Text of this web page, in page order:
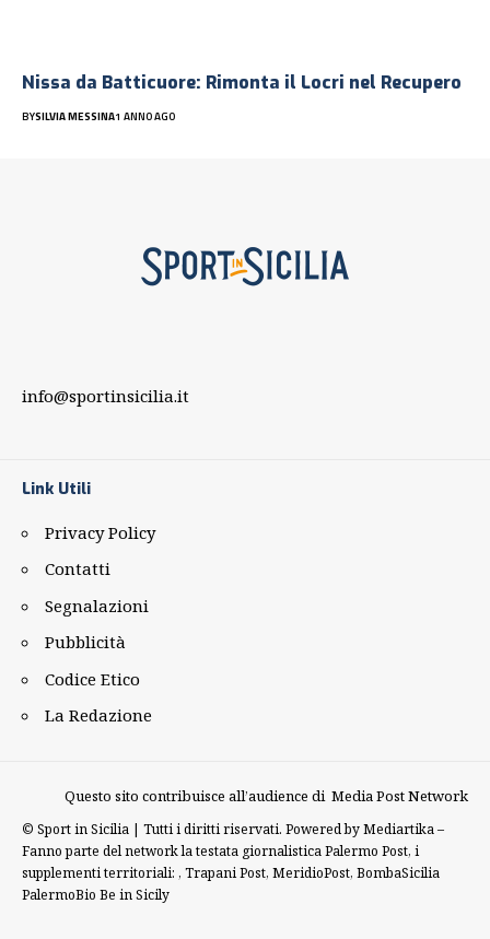
Nissa da Batticuore: Rimonta il Locri nel Recupero
BYSILVIA MESSINA1 ANNO AGO
info@sportinsicilia.it
Link Utili
Privacy Policy
Contatti
Segnalazioni
Pubblicità
Codice Etico
La Redazione
Questo sito contribuisce all’audience di Media Post Network
© Sport in Sicilia | Tutti i diritti riservati. Powered byMediartika–
Fanno parte del network la testata giornalisticaPalermo Post, i
supplementi territoriali: , Trapani Post, MeridioPost, BombaSicilia
PalermoBio Be in Sicily